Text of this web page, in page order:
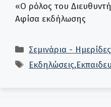
«Ο ρόλος του
Αφίσα εκδήλωσης
Κατηγορίες
Σεμινάρια -
Ετικέτες
Εκδηλώσεις,